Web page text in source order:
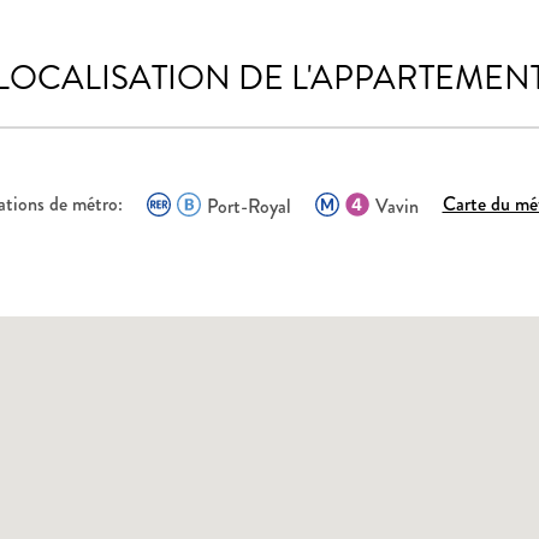
DE
de métro: Port-Royal Vavin Carte du